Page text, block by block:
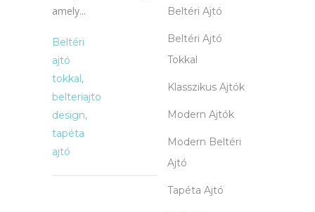
amely...
Beltéri
ajtó
tokkal,
belteriajto
design,
tapéta
ajtó
Beltéri Ajtó
Beltéri Ajtó
Tokkal
Klasszikus Ajtók
Modern Ajtók
Modern Beltéri
Ajtó
Tapéta Ajtó